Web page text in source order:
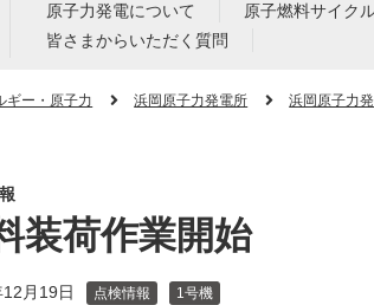
（新しいウィンドウを開きます）
原子力発電について 原子燃料サイク
皆さまからいただく質問
ギー・原子力 浜岡原子力発電所 浜岡原子力
装荷作業開始
月19日 点検情報 1号機